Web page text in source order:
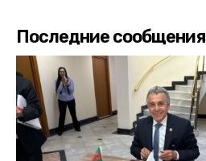
Последние сообщения